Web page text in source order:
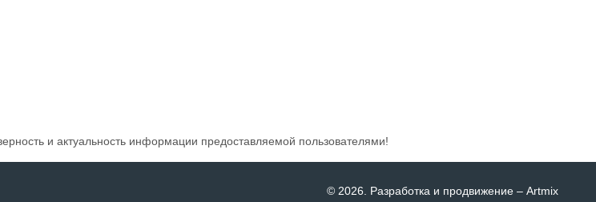
и актуальность информации предоставляемой пользователями!
© 2026 . Разработка и продвижение – Artmix